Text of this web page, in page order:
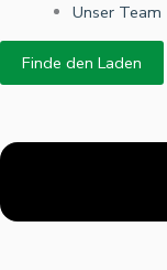
Unser Team
Finde den Laden